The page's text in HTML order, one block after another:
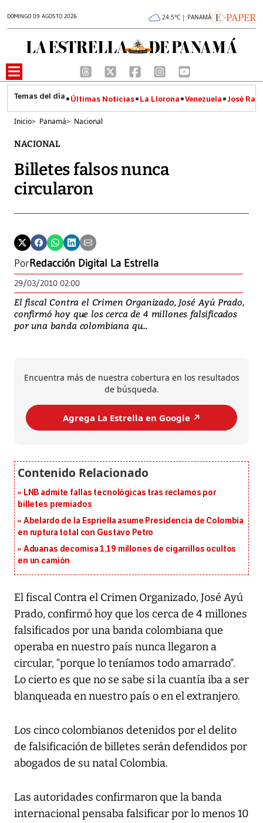
DOMINGO 09 AGOSTO 2026 24.5°C | PANAMÁ
Últimas Noticias La Llorona Venezuela José
Inicio> Panamá> Nacional
NACIONAL
Billetes falsos nunca
circularon
PorRedacción Digital La Estrella
29/03/2010 02:00
El fiscal Contra el Crimen Organizado, José Ayú Prado,
confirmó hoy que los cerca de 4 millones falsificados
por una banda colombiana qu...
Encuentra más de nuestra cobertura en los resultados
de búsqueda.
Agrega La Estrella en Google ↗️
LNB admite fallas tecnológicas tras reclamos por
billetes premiados
Abelardo de la Espriella asume Presidencia de Colombia
en ruptura total con Gustavo Petro
Aduanas decomisa 1,19 millones de cigarrillos ocultos
en un camión
El fiscal Contra el Crimen Organizado, José Ayú
Prado, confirmó hoy que los cerca de 4 millones
falsificados por una banda colombiana que
operaba en nuestro país nunca llegaron a
circular, “porque lo teníamos todo amarrado”.
Lo cierto es que no se sabe si la cuantía iba a ser
blanqueada en nuestro país o en el extranjero.
Los cinco colombianos detenidos por el delito
de falsificación de billetes serán defendidos por
abogados de su natal Colombia.
Las autoridades confirmaron que la banda
internacional pensaba falsificar por lo menos 10